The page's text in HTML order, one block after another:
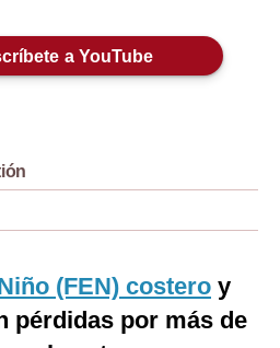
a YouTube
(FEN) costero y
pérdidas por más de